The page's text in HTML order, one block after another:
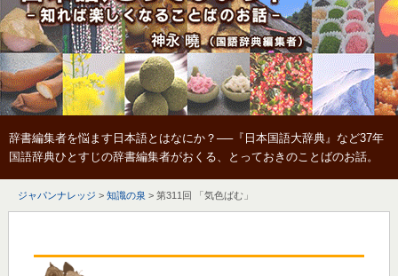
辞書編集者を悩ます日本語とはなにか？──『日本国語大辞典』など37年
国語辞典ひとすじの辞書編集者がおくる、とっておきのことばのお話。
ジャパンナレッジ > 知識の泉 > 第311回 「気色ばむ」